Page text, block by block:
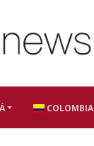
COLOMBIA